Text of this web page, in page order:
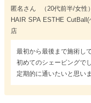
匿名さん
（20代前半/女性）
HAIR SPA ESTHE
店
最初から最後まで施術し
初めてのシェービングで
定期的に通いたいと思い